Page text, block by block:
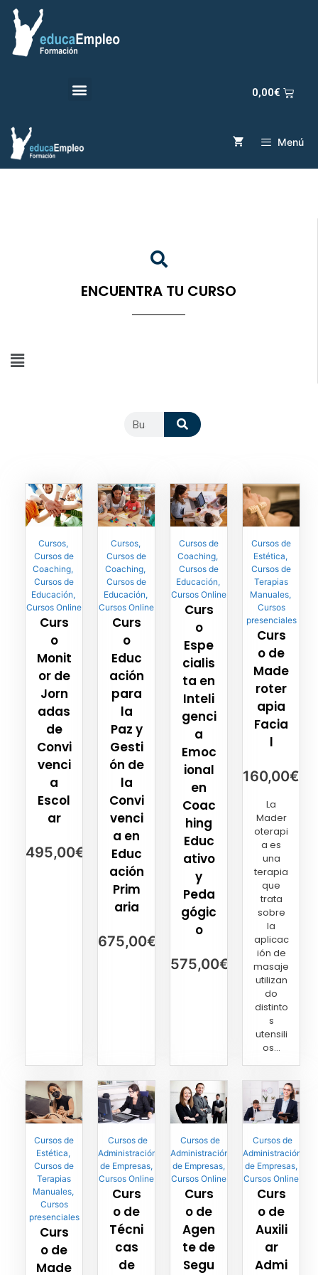
0,00€
Menú
ENCUENTRA TU CURSO
Cursos,
Cursos de
Coaching,
Cursos de
Educación,
Cursos Online
Curs
o
Monit
or de
Jorn
adas
de
Convi
venci
a
Escol
ar
495,00€
Cursos,
Cursos de
Coaching,
Cursos de
Educación,
Cursos Online
Curs
o
Educ
ación
para
la
Paz y
Gesti
ón de
la
Convi
venci
a en
Educ
ación
Prim
aria
675,00€
Cursos de
Coaching,
Cursos de
Educación,
Cursos Online
Curs
o
Espe
cialis
ta en
Inteli
genci
a
Emoc
ional
en
Coac
hing
Educ
ativo
y
Peda
gógic
o
575,00€
Cursos de
Estética,
Cursos de
Terapias
Manuales,
Cursos
presenciales
Curs
o de
Made
roter
apia
Facia
l
160,00€
La
Mader
oterapi
a es
una
terapia
que
trata
sobre
la
aplicac
ión de
masaje
utilizan
do
distinto
s
utensili
os...
Cursos de
Estética,
Cursos de
Terapias
Manuales,
Cursos
presenciales
Curs
o de
Made
Cursos de
Administración
de Empresas,
Cursos Online
Curs
o de
Técni
cas
de
Cursos de
Administración
de Empresas,
Cursos Online
Curs
o de
Agen
te de
Segu
Cursos de
Administración
de Empresas,
Cursos Online
Curs
o de
Auxili
ar
Admi